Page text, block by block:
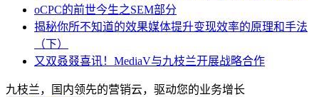
oCPC的前世今生之SEM部分
揭秘你所不知道的效果媒体提升变现效率的原理和手法
（下）
又双叒叕喜讯！MediaV与九枝兰开展战略合作
九枝兰，国内领先的营销云，驱动您的业务增长